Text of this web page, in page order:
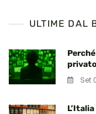
ULTIME DAL
Set